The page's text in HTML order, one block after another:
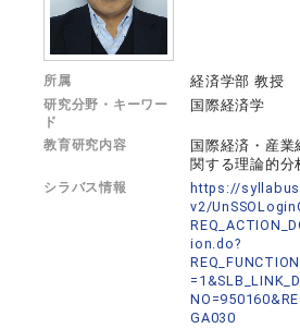
所属 経済学部 教授
研究分野・キーワー
ド
国際経済学
教育研究内容
国際経済・産業
関する理論的分
シラバス情報
https://
v2/
ion.do?
GA030